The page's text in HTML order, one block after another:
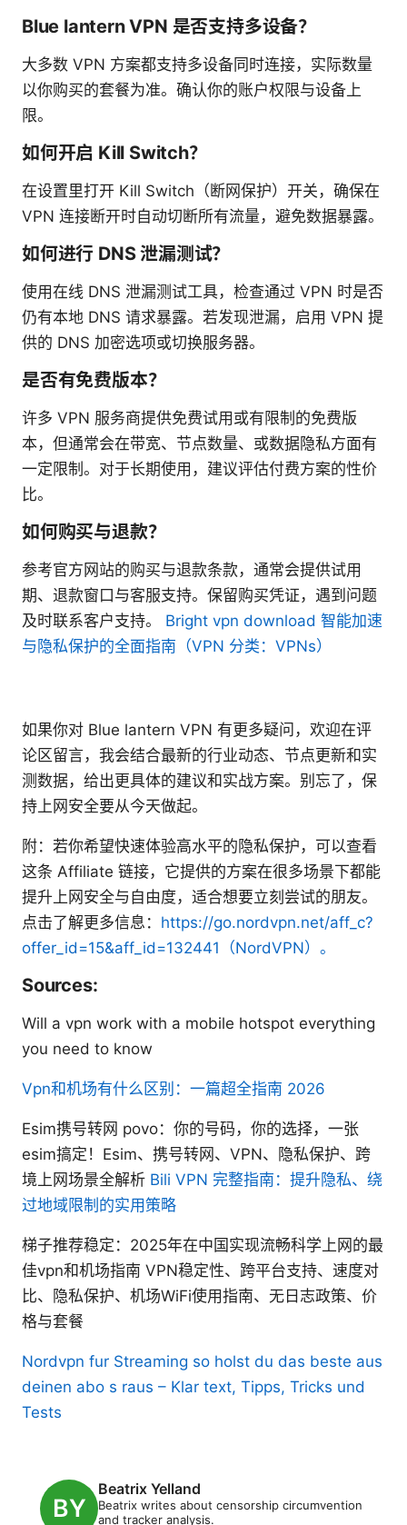
Blue lantern VPN 是否支持多设备？
大多数 VPN 方案都支持多设备同时连接，实际数量
以你购买的套餐为准。确认你的账户权限与设备上
限。
如何开启 Kill Switch？
在设置里打开 Kill Switch（断网保护）开关，确保在
VPN 连接断开时自动切断所有流量，避免数据暴露。
如何进行 DNS 泄漏测试？
使用在线 DNS 泄漏测试工具，检查通过 VPN 时是否
仍有本地 DNS 请求暴露。若发现泄漏，启用 VPN 提
供的 DNS 加密选项或切换服务器。
是否有免费版本？
许多 VPN 服务商提供免费试用或有限制的免费版
本，但通常会在带宽、节点数量、或数据隐私方面有
一定限制。对于长期使用，建议评估付费方案的性价
比。
如何购买与退款？
参考官方网站的购买与退款条款，通常会提供试用
期、退款窗口与客服支持。保留购买凭证，遇到问题
及时联系客户支持。 Bright vpn download 智能加速
与隐私保护的全面指南（VPN 分类：VPNs）
如果你对 Blue lantern VPN 有更多疑问，欢迎在评
论区留言，我会结合最新的行业动态、节点更新和实
测数据，给出更具体的建议和实战方案。别忘了，保
持上网安全要从今天做起。
附：若你希望快速体验高水平的隐私保护，可以查看
这条 Affiliate 链接，它提供的方案在很多场景下都能
提升上网安全与自由度，适合想要立刻尝试的朋友。
点击了解更多信息： https://go.nordvpn.net/aff_c?
offer_id=15&aff_id=132441（NordVPN）。
Sources:
Will a vpn work with a mobile hotspot everything
you need to know
Vpn和机场有什么区别：一篇超全指南 2026
Esim携号转网 povo：你的号码，你的选择，一张
esim搞定！Esim、携号转网、VPN、隐私保护、跨
境上网场景全解析 Bili VPN 完整指南：提升隐私、绕
过地域限制的实用策略
梯子推荐稳定：2025年在中国实现流畅科学上网的最
佳vpn和机场指南 VPN稳定性、跨平台支持、速度对
比、隐私保护、机场WiFi使用指南、无日志政策、价
格与套餐
Nordvpn fur Streaming so holst du das beste aus
deinen abo s raus – Klar text, Tipps, Tricks und
Tests
Beatrix Yelland
Beatrix writes about censorship circumvention
and tracker analysis.